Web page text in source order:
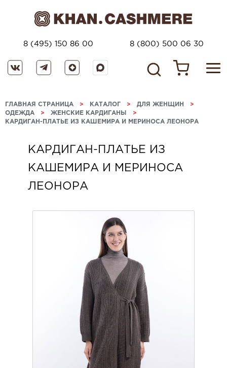
8 (495) 150 86 00 8 (800) 500 06 30
ГЛАВНАЯ СТРАНИЦА > КАТАЛОГ > ДЛЯ ЖЕНЩИН >
ОДЕЖДА > ЖЕНСКИЕ КАРДИГАНЫ >
КАРДИГАН-ПЛАТЬЕ ИЗ КАШЕМИРА И МЕРИНОСА ЛЕОНОРА
КАРДИГАН-ПЛАТЬЕ ИЗ
КАШЕМИРА И МЕРИНОСА
ЛЕОНОРА